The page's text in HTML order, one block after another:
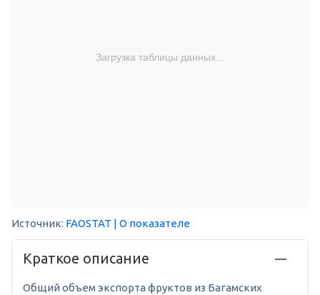
Загрузка таблицы данных...
Источник: FAOSTAT | О показателе
Краткое описание
Общий объем экспорта фруктов из Багамских